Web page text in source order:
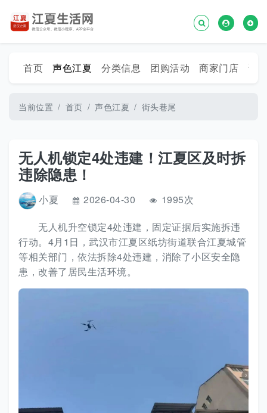
首页 声色江夏 分类信息 团购活动 商家门店 话
当前位置 首页 声色江夏 街头巷尾
无人机锁定4处违建！江夏区及时拆
违除隐患！
小夏 2026-04-30
1995次
无人机升空锁定4处违建，固定证据后实施拆违
行动。4月1日，武汉市江夏区纸坊街道联合江夏城管
等相关部门，依法拆除4处违建，消除了小区安全隐
患，改善了居民生活环境。